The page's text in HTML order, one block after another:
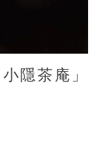
隱茶庵」